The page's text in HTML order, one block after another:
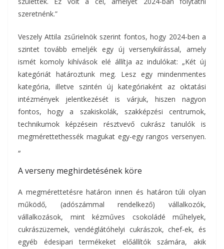
szeretnénk.”
Veszely Attila zsűrielnök szerint fontos, hogy 2024-ben a
szintet tovább emeljék egy új versenykiírással, amely
ismét komoly kihívások elé állítja az indulókat: „Két új
kategóriát határoztunk meg. Lesz egy mindenmentes
kategória, illetve szintén új kategóriaként az oktatási
intézmények jelentkezését is várjuk, hiszen nagyon
fontos, hogy a szakiskolák, szakképzési centrumok,
technikumok képzésein résztvevő cukrász tanulók is
megmérettethessék magukat egy-egy rangos versenyen.
„
A verseny meghirdetésének köre
A megmérettetésre határon innen és határon túli olyan
működő, (adószámmal rendelkező) vállalkozók,
vállalkozások, mint kézműves csokoládé műhelyek,
cukrászüzemek, vendéglátóhelyi cukrászok, chef-ek, és
egyéb édesipari termékeket előállítók számára, akik